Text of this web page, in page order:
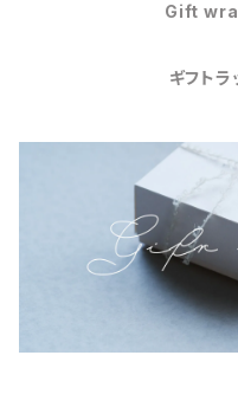
Gift
ギフト